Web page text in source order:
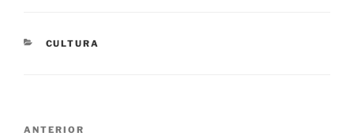
CATEGORÍAS
CULTURA
Navegación
Entrada
ANTERIOR